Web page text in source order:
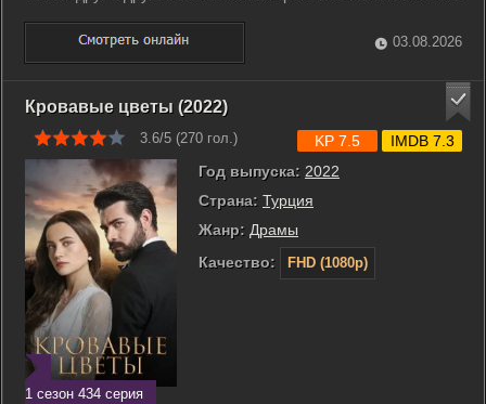
смерти Визериса I, когда принцесса Рейенира,
поддержанная партией «чёрных», и принц Эйегон,
поддержанный партией «зелёных», ...
03.08.2026
Кровавые цветы (2022)
3.6/5 (270 гол.)
1 сезон 434 серия
Год выпуска: 2022
Страна: Турция
Жанр: Драмы
Качество:
FHD (1080p)
KP 7.5 IMDB 7.3